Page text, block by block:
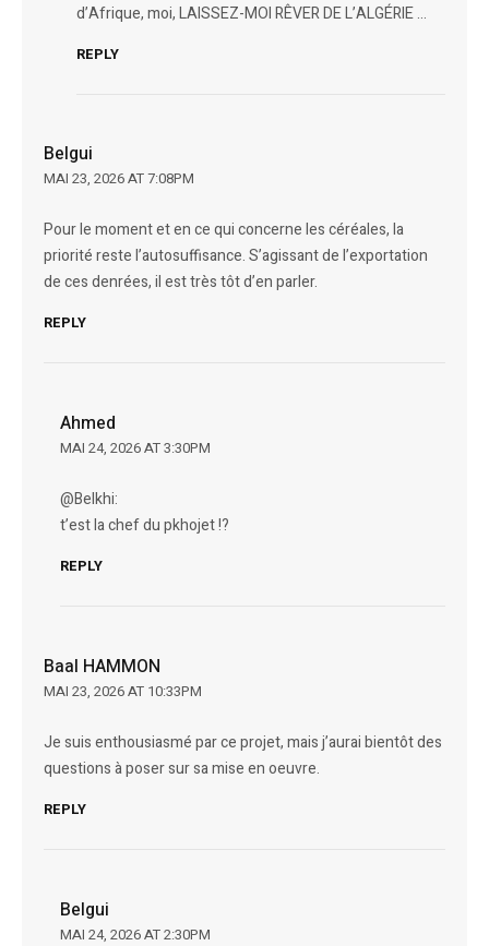
d’Afrique, moi, LAISSEZ-MOI RÊVER DE L’ALGÉRIE …
REPLY
Belgui
MAI 23, 2026 AT 7:08PM
Pour le moment et en ce qui concerne les céréales, la
priorité reste l’autosuffisance. S’agissant de l’exportation
de ces denrées, il est très tôt d’en parler.
REPLY
Ahmed
MAI 24, 2026 AT 3:30PM
@Belkhi:
t’est la chef du pkhojet !?
REPLY
Baal HAMMON
MAI 23, 2026 AT 10:33PM
Je suis enthousiasmé par ce projet, mais j’aurai bientôt des
questions à poser sur sa mise en oeuvre.
REPLY
Belgui
MAI 24, 2026 AT 2:30PM